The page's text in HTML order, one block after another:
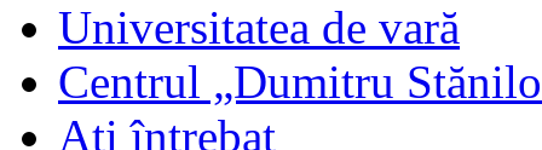
Universitatea de vară
Centrul „Dumitru
Ati întrebat